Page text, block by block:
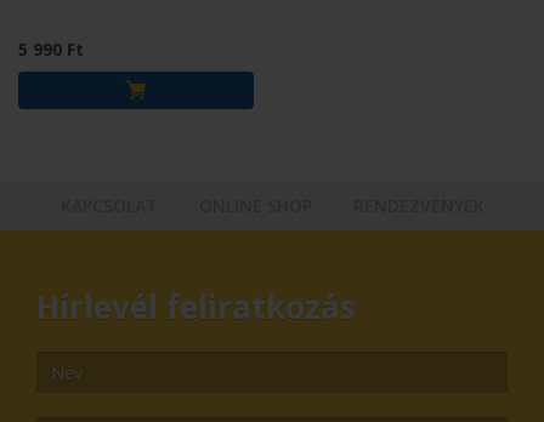
5 990 Ft
Hírlevél feliratkozás